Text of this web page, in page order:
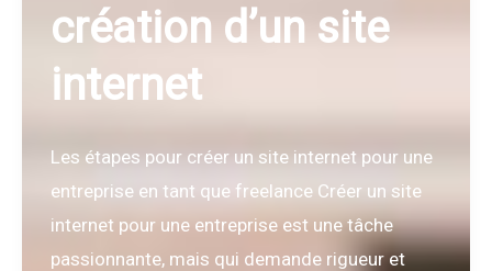
internet
création d’un site
internet
Les étapes pour créer un site internet pour une
entreprise en tant que freelance Créer un site
internet pour une entreprise est une tâche
passionnante, mais qui demande rigueur et